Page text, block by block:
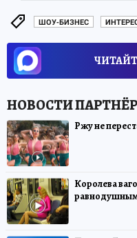
ШОУ-БИЗНЕС
Ржу не
Королева